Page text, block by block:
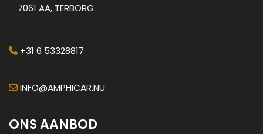
7061 AA, TERBORG
+31 6 53328817
INFO@AMPHICAR.NU
ONS AANBOD